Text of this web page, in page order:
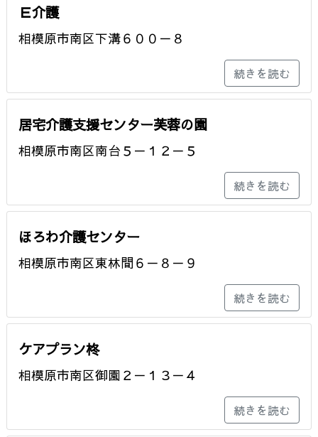
Ｅ介護
相模原市南区下溝６００－８
続きを読む
居宅介護支援センター芙蓉の園
相模原市南区南台５－１２－５
続きを読む
ほろわ介護センター
相模原市南区東林間６－８－９
続きを読む
ケアプラン柊
相模原市南区御園２－１３－４
続きを読む